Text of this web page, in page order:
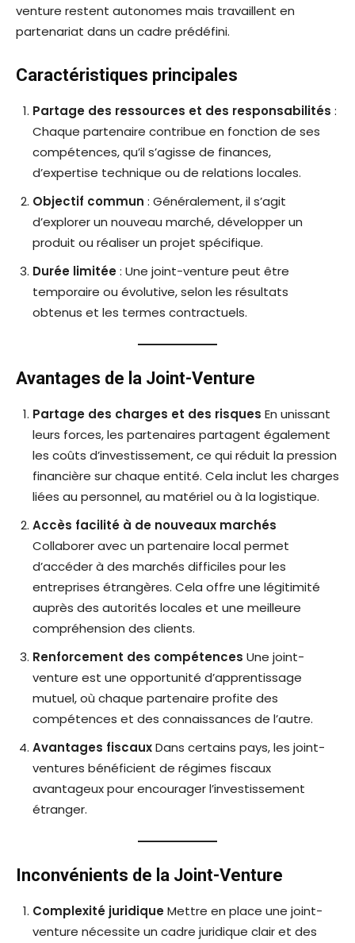
venture restent autonomes mais travaillent en
partenariat dans un cadre prédéfini.
Caractéristiques principales
Partage des ressources et des responsabilités :
Chaque partenaire contribue en fonction de ses
compétences, qu’il s’agisse de finances,
d’expertise technique ou de relations locales.
Objectif commun : Généralement, il s’agit
d’explorer un nouveau marché, développer un
produit ou réaliser un projet spécifique.
Durée limitée: Une joint-venture peut être
temporaire ou évolutive, selon les résultats
obtenus et les termes contractuels.
Avantages de la Joint-Venture
Partage des charges et des risques En unissant
leurs forces, les partenaires partagent également
les coûts d’investissement, ce qui réduit la pression
financière sur chaque entité. Cela inclut les charges
liées au personnel, au matériel ou à la logistique.
Accès facilité à de nouveaux marchés
Collaborer avec un partenaire local permet
d’accéder à des marchés difficiles pour les
entreprises étrangères. Cela offre une légitimité
auprès des autorités locales et une meilleure
compréhension des clients.
Renforcement des compétences Une joint-
venture est une opportunité d’apprentissage
mutuel, où chaque partenaire profite des
compétences et des connaissances de l’autre.
Avantages fiscauxDans certains pays, les joint-
ventures bénéficient de régimes fiscaux
avantageux pour encourager l’investissement
étranger.
Inconvénients de la Joint-Venture
Complexité juridiqueMettre en place une joint-
venture nécessite un cadre juridique clair et des